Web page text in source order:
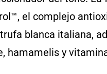
el complejo
blanca italiana,
hamamelis y